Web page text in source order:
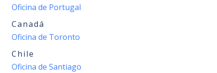
Oficina de Portugal
Canadá
Oficina de Toronto
Chile
Oficina de Santiago